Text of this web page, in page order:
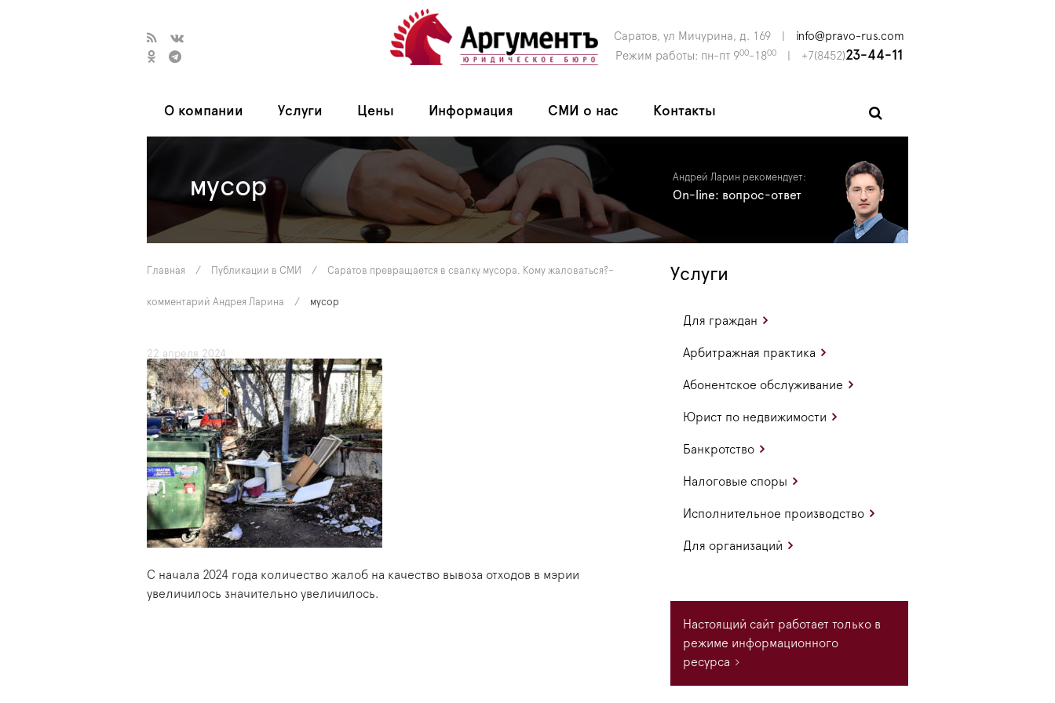
Саратов, ул Мичурина, д. 169
info@pravo-rus.com
Режим работы: пн-пт 900-1800 +7(8452)23-44-11
О компании Услуги Цены Информация СМИ о нас Контакты
мусор Андрей Ларин рекомендует:
On-line: вопрос-ответ
Главная / Публикации в СМИ / Саратов превращается в свалку мусора. Кому жаловаться?–
комментарий Андрея Ларина / мусор
22 апреля 2024
С начала 2024 года количество жалоб на качество вывоза отходов в мэрии
увеличилось значительно увеличилось.
Услуги
Для граждан
Арбитражная практика
Абонентское обслуживание
Юрист по недвижимости
Банкротство
Налоговые споры
Исполнительное производство
Для организаций
Настоящий сайт работает только в
режиме информационного
ресурса